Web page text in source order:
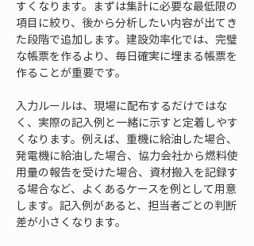
すくなります。まずは集計に必要な最低限の
項目に絞り、後から分析したい内容が出てき
た段階で追加します。建設効率化では、完璧
な帳票を作るより、毎日確実に埋まる帳票を
作ることが重要です。
入力ルールは、現場に配布するだけではな
く、実際の記入例と一緒に示すと定着しやす
くなります。例えば、重機に給油した場合、
発電機に給油した場合、協力会社から燃料使
用量の報告を受けた場合、資材搬入を記録す
る場合など、よくあるケースを例として用意
します。記入例があると、担当者ごとの判断
差が小さくなります。